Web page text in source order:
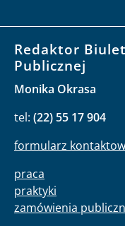
Redaktor
Publicznej
Monika Okrasa
tel: (22) 55 17 904
formularz
praca
praktyki
zamówienia